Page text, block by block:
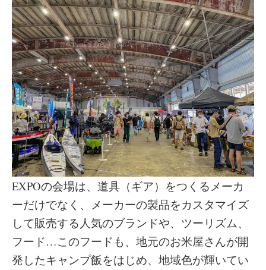
EXPOの会場は、道具（ギア）をつくるメーカ
ーだけでなく、メーカーの製品をカスタマイズ
して販売する人気のブランドや、ツーリズム、
フード…このフードも、地元のお米屋さんが開
発したキャンプ飯をはじめ、地域色が輝いてい